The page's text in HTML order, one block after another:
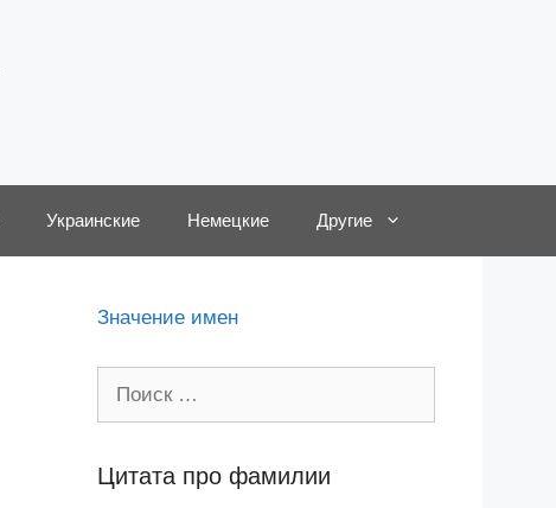
Украинские Немецкие Другие
Значение имен
Цитата про фамилии